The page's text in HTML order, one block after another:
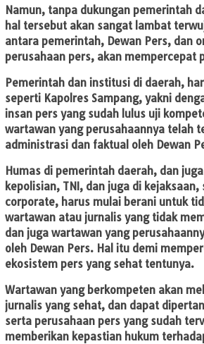
Namun, tanpa dukungan pemerintah
hal tersebut akan sangat lambat
antara pemerintah, Dewan Pers, dan
perusahaan pers, akan mempercepat
Pemerintah dan institusi di daerah,
seperti Kapolres Sampang, yakni
insan pers yang sudah lulus uji
wartawan yang perusahaannya telah
administrasi dan faktual oleh Dewan
Humas di pemerintah daerah, dan
kepolisian, TNI, dan juga di
corporate, harus mulai berani untuk
wartawan atau jurnalis yang tidak
dan juga wartawan yang
oleh Dewan Pers. Hal itu demi
ekosistem pers yang sehat tentunya.
Wartawan yang berkompeten akan
jurnalis yang sehat, dan dapat
serta perusahaan pers yang sudah
memberikan kepastian hukum